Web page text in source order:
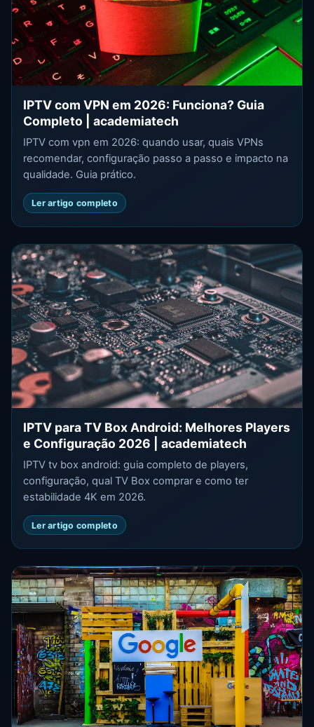
IPTV com VPN em 2026: Funciona? Guia
Completo | academiatech
IPTV com vpn em 2026: quando usar, quais VPNs
recomendar, configuração passo a passo e impacto na
qualidade. Guia prático.
Ler artigo completo
IPTV para TV Box Android: Melhores Players
e Configuração 2026 | academiatech
IPTV tv box android: guia completo de players,
configuração, qual TV Box comprar e como ter
estabilidade 4K em 2026.
Ler artigo completo